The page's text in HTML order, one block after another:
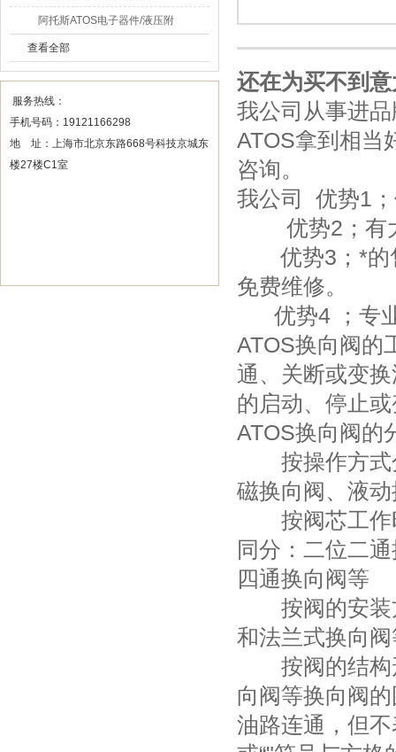
阿托斯ATOS电子器件/液压附
件
查看全部
服务热线：
手机号码：19121166298
地 址：上海市北京东路668号科技京城东
楼27楼C1室
还在为买不到
我公司从事进
ATOS拿到相当
咨询。
我公司 优势1
优势2；有大
优势3；*的售
免费维修。
优势4 ；专业
ATOS换向阀的
通、关断或变
的启动、停止
ATOS换向阀的
按操作方式
磁换向阀、液
按阀芯工作
同分：二位二
四通换向阀等
按阀的安装
和法兰式换向
按阀的结构
向阀等换向阀
油路连通，但